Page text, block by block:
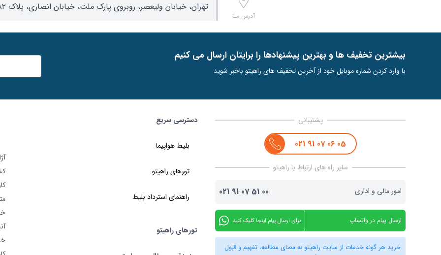
آدرس مـا
تهران، خیابان ولیعصر، روبروی پارک ملت، خیابان انصاری، پلاک ۸۲، واحد ۱۷
ﺑﯿﺸﺘﺮﯾﻦ ﺗﺨﻔﯿﻒ ﻫﺎ و ﺑﻬﺘﺮﯾﻦ ﭘﯿﺸﻨﻬﺎدﻫﺎ را ﺑﺮاﯾﺘﺎن ارﺳﺎل ﻣﯽ ﮐﻨﯿﻢ
با وارد کردن شماره موبایل خود از آخرین تخفیف های راهیتو باخبر شوید
پشتیبانی
021 91 07 06 05
سایر راه های ارتباط با راهیتو
امور مالی و اداری 021 91 07 51 00
ارسال پیام در واتساپ برای ارسال پیام اینجا کلیک کنید
خرید هر گونه خدمات از سایت راهیتو به معنای مطالعه، تفهیم و قبول
دسترسی سریع
بلیط هواپیما
تورهای راهیتو
راهنمای استرداد بلیط
تورهای راهیتو